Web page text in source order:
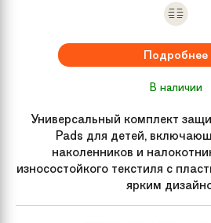
Подробнее
В наличии
Универсальный комплект
Pads для детей,
наколенников и
износостойкого текстиля с
ярким